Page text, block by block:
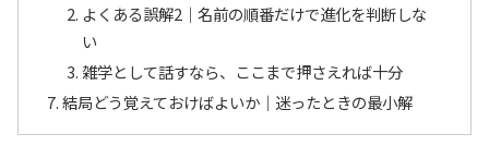
よくある誤解2｜名前の順番だけで進化を判断しな
い
雑学として話すなら、ここまで押さえれば十分
結局どう覚えておけばよいか｜迷ったときの最小解